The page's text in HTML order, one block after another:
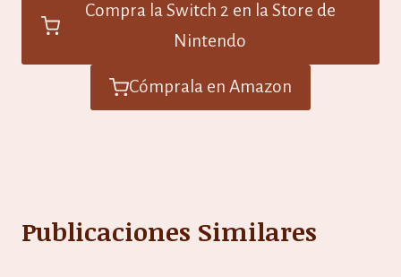
Compra la Switch 2 en la Store de
Nintendo
Cómprala en Amazon
Publicaciones Similares